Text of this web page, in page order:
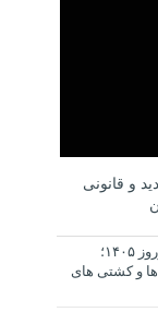
و قانونی
لیست قیمت تفریحات دبی در نوروز ۱۴۰۵؛
ها و کشتی های